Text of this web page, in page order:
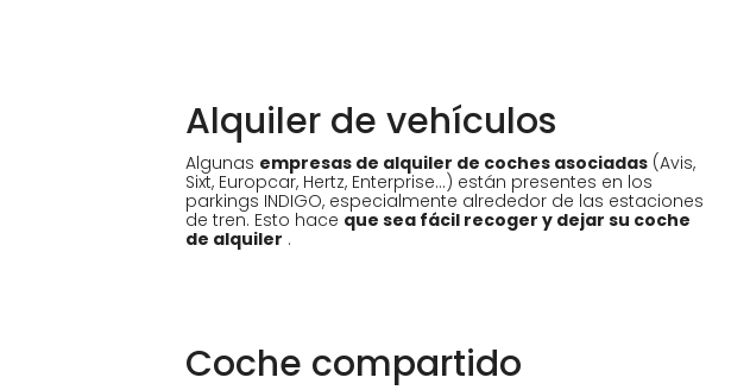
Alquiler de vehículos
Algunas empresas de alquiler de coches asociadas (Avis,
Sixt, Europcar, Hertz, Enterprise...) están presentes en los
parkings INDIGO, especialmente alrededor de las estaciones
de tren. Esto hace que sea fácil recoger y dejar su coche
de alquiler .
Coche compartido